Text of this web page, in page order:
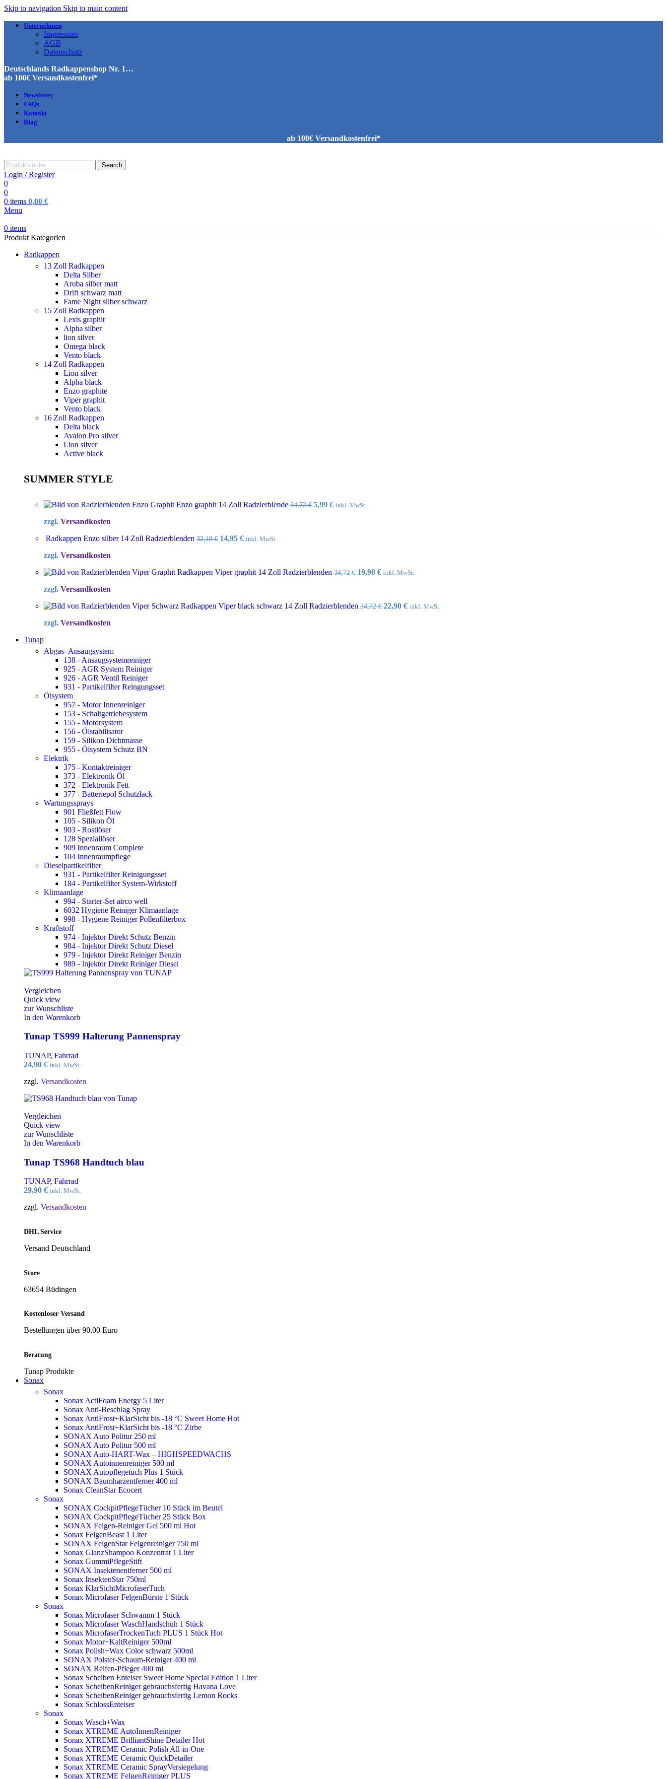
Skip to navigation Skip to main content
Unternehmen
Impressum
AGB
Datenschutz
Deutschlands Radkappenshop Nr. 1…
ab 100€ Versandkostenfrei*
Newsletter
FAQs
Kontakt
Blog
ab 100€ Versandkostenfrei*
Search
Login / Register
0
0
0 items 0,00 €
Menu
0 items
Produkt Kategorien
Radkappen
13 Zoll Radkappen
Delta Silber
Aruba silber matt
Drift schwarz matt
Fame Night silber schwarz
15 Zoll Radkappen
Lexis graphit
Alpha silber
lion silver
Omega black
Vento black
14 Zoll Radkappen
Lion silver
Alpha black
Enzo graphite
Viper graphit
Vento black
16 Zoll Radkappen
Delta black
Avalon Pro silver
Lion silver
Active black
SUMMER STYLE
Enzo graphit 14 Zoll Radzierblende 34,72€ Ursprünglicher
5,99 €Aktueller
inkl. MwSt.
zzgl. Versandkosten
Radkappen Enzo silber 14 Zoll Radzierblenden 32,10€ Ursprünglicher
14,95 €Aktueller
inkl. MwSt.
zzgl. Versandkosten
Radkappen Viper graphit 14 Zoll Radzierblenden 34,72€ Ursprünglicher
19,90 €Aktueller
inkl. MwSt.
zzgl. Versandkosten
Radkappen Viper black schwarz 14 Zoll Radzierblenden 34,72€ Ursprünglicher
22,90 €Aktueller
inkl. MwSt.
zzgl. Versandkosten
Tunap
Abgas- Ansaugsystem
138 - Ansaugsystemreiniger
925 - AGR System Reiniger
926 - AGR Ventil Reiniger
931 - Partikelfilter Reingungsset
Ölsystem
957 - Motor Innenreiniger
153 - Schaltgetriebesystem
155 - Motorsystem
156 - Ölstabilisator
159 - Silikon Dichtmasse
955 - Ölsystem Schutz BN
Elektrik
375 - Kontaktreiniger
373 - Elektronik Öl
372 - Elektronik Fett
377 - Batteriepol Schutzlack
Wartungssprays
901 Fließfett Flow
105 - Silikon Öl
903 - Rostlöser
128 Speziallöser
909 Innenraum Complete
104 Innenraumpflege
Dieselpartikelfilter
931 - Partikelfilter Reinigungsset
184 - Partikelfilter System-Wirkstoff
Klimaanlage
994 - Starter-Set airco well
6032 Hygiene Reiniger Klimaanlage
998 - Hygiene Reiniger Pollenfilterbox
Kraftstoff
974 - Injektor Direkt Schutz Benzin
984 - Injektor Direkt Schutz Diesel
979 - Injektor Direkt Reiniger Benzin
989 - Injektor Direkt Reiniger Diesel
Vergleichen
Quick view
zur Wunschliste
In den Warenkorb
Tunap TS999 Halterung Pannenspray
TUNAP, Fahrrad
24,90 € inkl. MwSt.
zzgl. Versandkosten
Vergleichen
Quick view
zur Wunschliste
In den Warenkorb
Tunap TS968 Handtuch blau
TUNAP, Fahrrad
29,90 € inkl. MwSt.
zzgl. Versandkosten
DHL Service
Versand Deutschland
Store
63654 Büdingen
Kostenloser Versand
Bestellungen über 90,00 Euro
Beratung
Tunap Produkte
Sonax
Sonax
Sonax ActiFoam Energy 5 Liter
Sonax Anti-Beschlag Spray
Sonax AntiFrost+KlarSicht bis -18 °C Sweet Home Hot
Sonax AntiFrost+KlarSicht bis -18 °C Zirbe
SONAX Auto Politur 250 ml
SONAX Auto Politur 500 ml
SONAX Auto-HART-Wax – HIGHSPEEDWACHS
SONAX Autoinnenreiniger 500 ml
SONAX Autopflegetuch Plus 1 Stück
SONAX Baumharzentferner 400 ml
Sonax CleanStar Ecocert
Sonax
SONAX CockpitPflegeTücher 10 Stück im Beutel
SONAX CockpitPflegeTücher 25 Stück Box
SONAX Felgen-Reiniger Gel 500 ml Hot
Sonax FelgenBeast 1 Liter
SONAX FelgenStar Felgenreiniger 750 ml
Sonax GlanzShampoo Konzentrat 1 Liter
Sonax GummiPflegeStift
SONAX Insektenentferner 500 ml
Sonax InsektenStar 750ml
Sonax KlarSichtMicrofaserTuch
Sonax Microfaser FelgenBürste 1 Stück
Sonax
Sonax Microfaser Schwamm 1 Stück
Sonax Microfaser WaschHandschuh 1 Stück
Sonax MicrofaserTrockenTuch PLUS 1 Stück Hot
Sonax Motor+KaltReiniger 500ml
Sonax Polish+Wax Color schwarz 500ml
SONAX Polster-Schaum-Reiniger 400 ml
SONAX Reifen-Pfleger 400 ml
Sonax Scheiben Enteiser Sweet Home Special Edition 1 Liter
Sonax ScheibenReiniger gebrauchsfertig Havana Love
Sonax ScheibenReiniger gebrauchsfertig Lemon Rocks
Sonax SchlossEnteiser
Sonax
Sonax Wasch+Wax
Sonax XTREME AutoInnenReiniger
Sonax XTREME BrilliantShine DetailerHot
Sonax XTREME Ceramic Polish All-in-One
Sonax XTREME Ceramic QuickDetailer
Sonax XTREME Ceramic SprayVersiegelung
Sonax XTREME FelgenReiniger PLUS